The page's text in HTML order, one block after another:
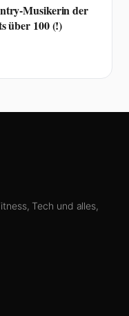
Musikerin der
über 100 (!)
Tech und alles,